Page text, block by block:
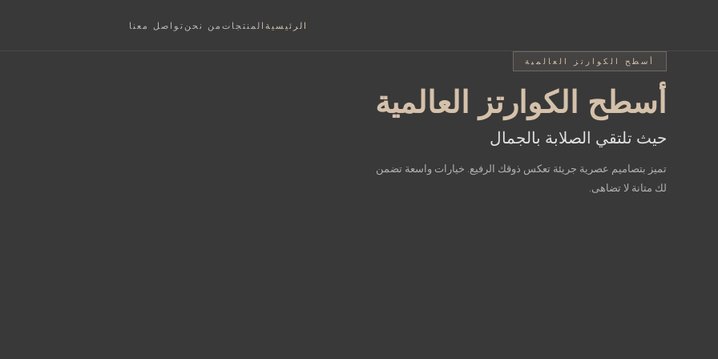
الرئيسية المنتجات من نحن تواصل معنا
أسطح الكوارتز العالمية
أسطح الكوارتز العالمية
حيث تلتقي الصلابة بالجمال
تميز بتصاميم عصرية جريئة تعكس ذوقك الرفيع. خيارات واسعة تضمن
لك متانة لا تضاهى.
أسطح SINTERED STONE المشرقة
أسطح Sintered Stone
المشرقة
جمال الطبيعة بصلابة استثنائية
عالم من الخيارات المختلفة